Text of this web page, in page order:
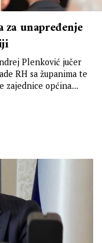
unapređenje
Plenković jučer
RH sa županima te
zajednice općina....